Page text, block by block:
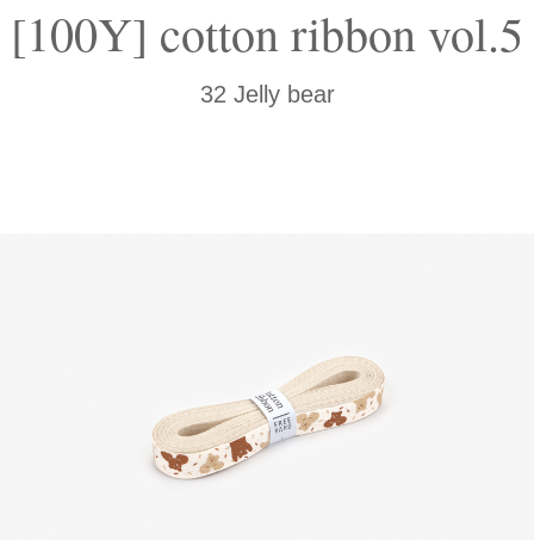
[100Y] cotton ribbon vol.5
32 Jelly bear